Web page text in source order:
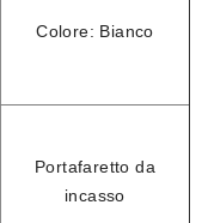
Colore: Bianco
Portafaretto da
incasso